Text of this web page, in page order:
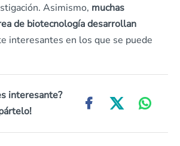
Asimismo, muchas
de biotecnología desarrollan
interesantes en los que se puede
interesante?